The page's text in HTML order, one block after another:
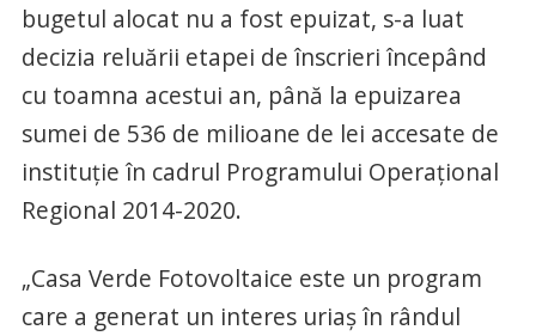
bugetul alocat nu a fost epuizat, s-a luat
decizia reluării etapei de înscrieri începând
cu toamna acestui an, până la epuizarea
sumei de 536 de milioane de lei accesate de
instituţie în cadrul Programului Operaţional
Regional 2014-2020.
„Casa Verde Fotovoltaice este un program
care a generat un interes uriaş în rândul